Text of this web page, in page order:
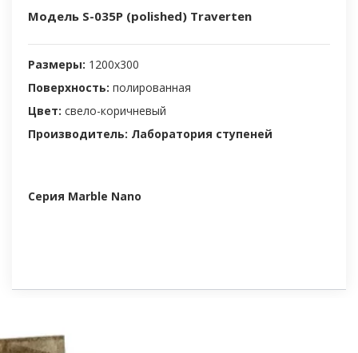
Модель S-035P (polished) Traverten
Размеры: 1200х300
Поверхность: полированная
Цвет: свело-коричневый
Производитель: Лаборатория ступеней
Серия Marble Nano